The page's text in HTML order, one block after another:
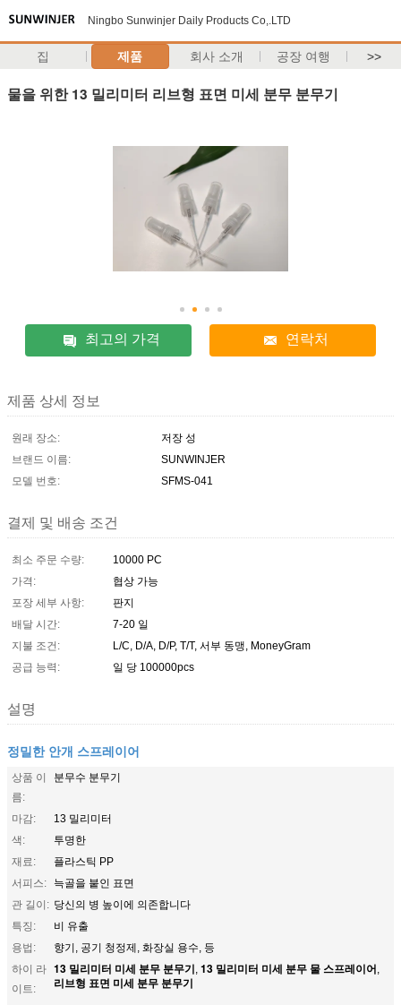
Ningbo Sunwinjer Daily Products Co,.LTD
집 제품 회사 소개 공장 여행 >>
물을 위한 13 밀리미터 리브형 표면 미세 분무 분무기
최고의 가격 연락처
제품 상세 정보
원래 장소:
저장 성
브랜드 이름:
SUNWINJER
모델 번호:
SFMS-041
결제 및 배송 조건
최소 주문 수량:
10000 PC
가격:
협상 가능
포장 세부 사항:
판지
배달 시간:
7-20 일
지불 조건:
L/C, D/A, D/P, T/T, 서부 동맹, MoneyGram
공급 능력:
일 당 100000pcs
설명
정밀한 안개 스프레이어
상품 이
름:
분무수 분무기
마감:
13 밀리미터
색:
투명한
재료:
플라스틱 PP
서피스:
늑골을 붙인 표면
관 길이: 당신의 병 높이에 의존합니다
특징:
비 유출
용법:
향기, 공기 청정제, 화장실 용수, 등
하이 라
이트:
13 밀리미터 미세 분무 분무기, 13 밀리미터 미세 분무 물 스프레이어,
리브형 표면 미세 분무 분무기